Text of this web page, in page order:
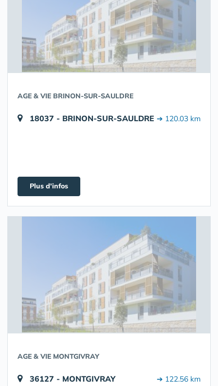
AGE & VIE BRINON-SUR-SAULDRE
18037 - BRINON-SUR-SAULDRE ➔ 120.03 km
Plus d'infos
AGE & VIE MONTGIVRAY
36127 - MONTGIVRAY ➔ 122.56 km